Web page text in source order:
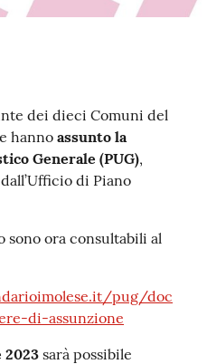
dei dieci Comuni del
hanno assunto la
Generale (PUG),
di Piano
sono ora consultabili al
pug/doc
di-assunzione
2023 sarà possibile